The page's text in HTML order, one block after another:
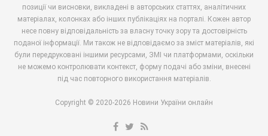
позиції чи висновки, викладені в авторських статтях, аналітичних
матеріалах, колонках або інших публікаціях на порталі. Кожен автор
несе повну відповідальність за власну точку зору та достовірність
поданої інформації. Ми також не відповідаємо за зміст матеріалів, які
були передруковані іншими ресурсами, ЗМІ чи платформами, оскільки
не можемо контролювати контекст, форму подачі або зміни, внесені
під час повторного використання матеріалів.
Copyright © 2020-2026 Новини України онлайн